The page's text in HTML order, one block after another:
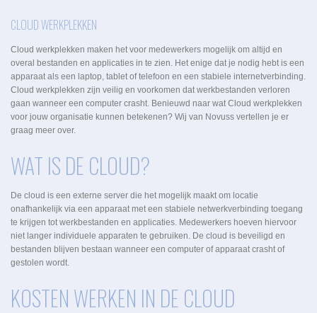
CLOUD WERKPLEKKEN
Cloud werkplekken maken het voor medewerkers mogelijk om altijd en
overal bestanden en applicaties in te zien. Het enige dat je nodig hebt is een
apparaat als een laptop, tablet of telefoon en een stabiele internetverbinding.
Cloud werkplekken zijn veilig en voorkomen dat werkbestanden verloren
gaan wanneer een computer crasht. Benieuwd naar wat Cloud werkplekken
voor jouw organisatie kunnen betekenen? Wij van Novuss vertellen je er
graag meer over.
WAT IS DE CLOUD?
De cloud is een externe server die het mogelijk maakt om locatie
onafhankelijk via een apparaat met een stabiele netwerkverbinding toegang
te krijgen tot werkbestanden en applicaties. Medewerkers hoeven hiervoor
niet langer individuele apparaten te gebruiken. De cloud is beveiligd en
bestanden blijven bestaan wanneer een computer of apparaat crasht of
gestolen wordt.
KOSTEN WERKEN IN DE CLOUD